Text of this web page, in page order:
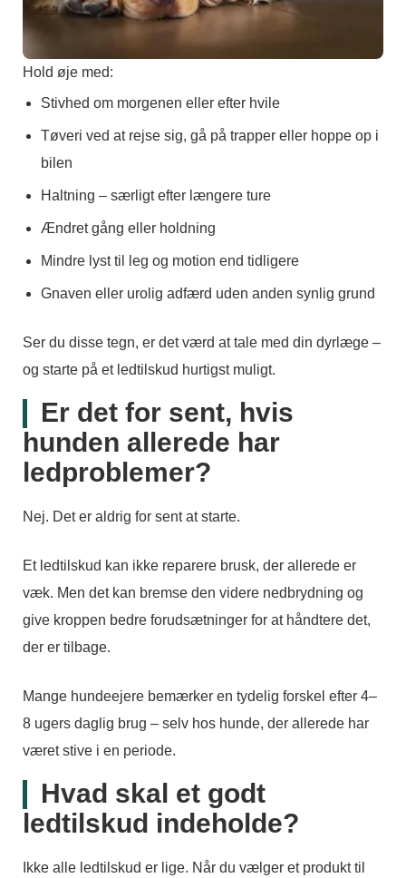
Hold øje med:
Stivhed om morgenen eller efter hvile
Tøveri ved at rejse sig, gå på trapper eller hoppe op i
bilen
Haltning – særligt efter længere ture
Ændret gång eller holdning
Mindre lyst til leg og motion end tidligere
Gnaven eller urolig adfærd uden anden synlig grund
Ser du disse tegn, er det værd at tale med din dyrlæge –
og starte på et ledtilskud hurtigst muligt.
Er det for sent, hvis
hunden allerede har
ledproblemer?
Nej. Det er aldrig for sent at starte.
Et ledtilskud kan ikke reparere brusk, der allerede er
væk. Men det kan bremse den videre nedbrydning og
give kroppen bedre forudsætninger for at håndtere det,
der er tilbage.
Mange hundeejere bemærker en tydelig forskel efter 4–
8 ugers daglig brug – selv hos hunde, der allerede har
været stive i en periode.
Hvad skal et godt
ledtilskud indeholde?
Ikke alle ledtilskud er lige. Når du vælger et produkt til